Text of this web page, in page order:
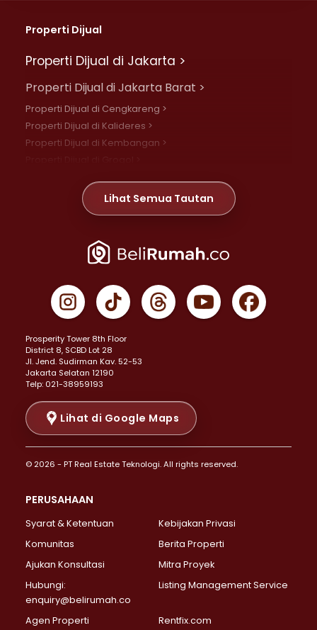
Properti Dijual
Properti Dijual di Jakarta >
Properti Dijual di Jakarta Barat >
Properti Dijual di Cengkareng >
Properti Dijual di Kalideres >
Properti Dijual di Kembangan >
Properti Dijual di Meruya >
Properti Dijual di Jelambar >
Properti Dijual di Jakarta Pusat >
Properti Dijual di Gambir >
Properti Dijual di Johar Baru >
Properti Dijual di Menteng >
Properti Dijual di Senen >
Properti Dijual di Tanah Abang >
Properti Dijual di Cikini >
Properti Dijual di Kramat >
Properti Dijual di Pasar Baru >
Properti Dijual di Bendungan Hilir >
Properti Dijual di Jakarta Selatan >
Properti Dijual di Lebak Bulus >
Properti Dijual di Gandaria Selatan >
Properti Dijual di Pondok Labu >
Properti Dijual di Lenteng Agung >
Properti Dijual di Senayan >
Properti Dijual di Pondok Pinang >
Lihat Semua Tautan
Prosperity Tower 8th Floor
District 8, SCBD Lot 28
JI. Jend. Sudirman Kav. 52-53
Jakarta Selatan 12190
Telp: 021-38959193
Lihat di Google Maps
© 2026 - PT Real Estate Teknologi. All rights reserved.
PERUSAHAAN
Syarat & Ketentuan
Kebijakan Privasi
Komunitas
Berita Properti
Ajukan Konsultasi
Mitra Proyek
Hubungi:
enquiry@belirumah.co
Listing Management Service
Agen Properti Rentfix.com